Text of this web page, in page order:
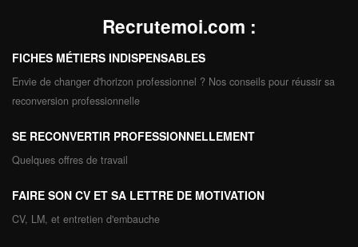
Recrutemoi.com :
FICHES MÉTIERS INDISPENSABLES
Envie de changer d'horizon professionnel ? Nos conseils pour réussir sa
reconversion professionnelle
SE RECONVERTIR PROFESSIONNELLEMENT
Quelques offres de travail
FAIRE SON CV ET SA LETTRE DE MOTIVATION
CV, LM, et entretien d'embauche